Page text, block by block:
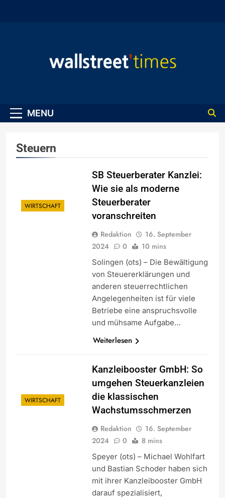
MENU
Steuern
WIRTSCHAFT
SB Steuerberater Kanzlei:
Wie sie als moderne
Steuerberater
voranschreiten
Redaktion
16. September
2024
0 10 mins
Solingen (ots) – Die Bewältigung
von Steuererklärungen und
anderen steuerrechtlichen
Angelegenheiten ist für viele
Betriebe eine anspruchsvolle
und mühsame Aufgabe…
Weiterlesen
WIRTSCHAFT
Kanzleibooster GmbH: So
umgehen Steuerkanzleien
die klassischen
Wachstumsschmerzen
Redaktion
16. September
2024
0 8 mins
Speyer (ots) – Michael Wohlfart
und Bastian Schoder haben sich
mit ihrer Kanzleibooster GmbH
darauf spezialisiert,